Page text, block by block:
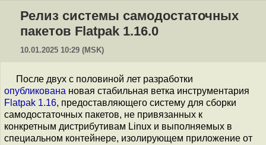
Релиз системы самодостаточных
пакетов Flatpak 1.16.0
10.01.2025 10:29 (MSK)
После двух с половиной лет разработки
опубликована новая стабильная ветка инструментария
Flatpak 1.16, предоставляющего систему для сборки
самодостаточных пакетов, не привязанных к
конкретным дистрибутивам Linux и выполняемых в
специальном контейнере, изолирующем приложение от